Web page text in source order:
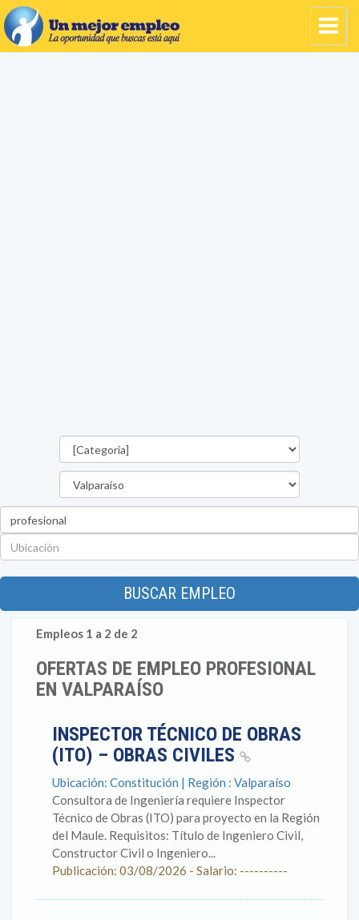
BUSCAR EMPLEO
Empleos 1 a 2 de 2
OFERTAS DE EMPLEO PROFESIONAL
EN VALPARAÍSO
INSPECTOR TÉCNICO DE OBRAS
(ITO) – OBRAS CIVILES
Ubicación: Constitución | Región : Valparaíso
Consultora de Ingeniería requiere Inspector
Técnico de Obras (ITO) para proyecto en la Región
del Maule. Requisitos: Título de Ingeniero Civil,
Constructor Civil o Ingeniero...
Publicación: 03/08/2026 - Salario: ----------